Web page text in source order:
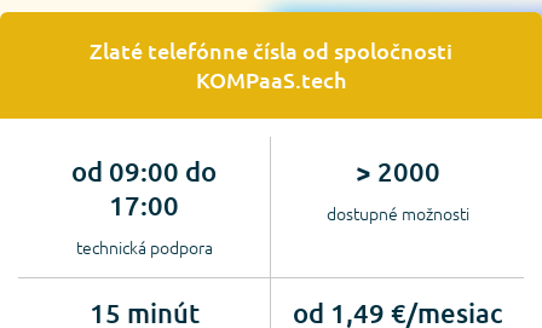
Zlaté telefónne čísla od spoločnosti
KOMPaaS.tech
od 09:00 do
17:00
technická podpora
> 2000
dostupné možnosti
15 minút od 1,49 €/mesiac